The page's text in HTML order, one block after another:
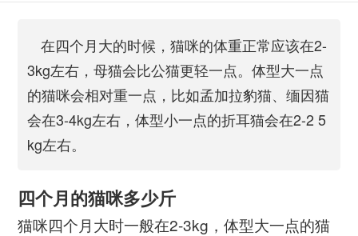
在四个月大的时候，猫咪的体重正常应该在2-
3kg左右，母猫会比公猫更轻一点。体型大一点
的猫咪会相对重一点，比如孟加拉豹猫、缅因猫
会在3-4kg左右，体型小一点的折耳猫会在2-2 5
kg左右。
四个月的猫咪多少斤
猫咪四个月大时一般在2-3kg，体型大一点的猫